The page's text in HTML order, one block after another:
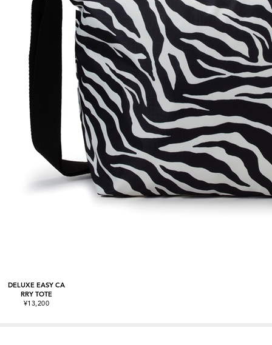
DELUXE EASY CA
RRY TOTE
¥13,200